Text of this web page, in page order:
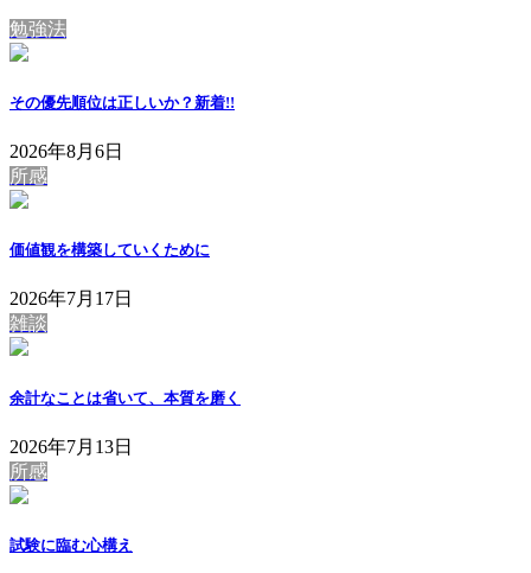
勉強法
その優先順位は正しいか？ 新着!!
2026年8月6日
所感
価値観を構築していくために
2026年7月17日
雑談
余計なことは省いて、本質を磨く
2026年7月13日
所感
試験に臨む心構え